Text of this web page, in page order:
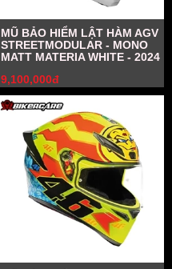
MŨ BẢO HIỂM LẬT HÀM AGV
STREETMODULAR - MONO
MATT MATERIA WHITE - 2024
9,100,000đ